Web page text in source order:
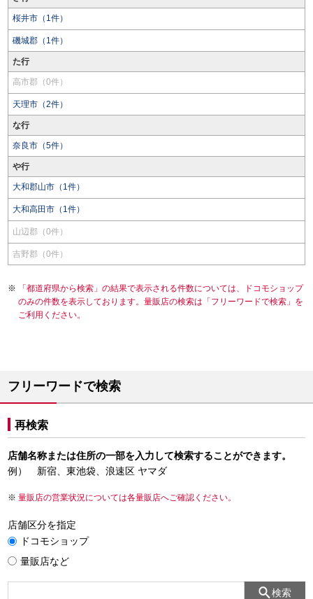
桜井市（1件）
磯城郡（1件）
た行
高市郡（0件）
天理市（2件）
な行
奈良市（5件）
や行
大和郡山市（1件）
大和高田市（1件）
山辺郡（0件）
吉野郡（0件）
「都道府県から検索」の結果で表示される件数については、ドコモショップ
のみの件数を表示しております。量販店の検索は「フリーワードで検索」を
ご利用ください。
フリーワードで検索
再検索
店舗名称または住所の一部を入力して検索することができます。
例） 新宿、東池袋、浪速区 ヤマダ
量販店の営業状況については各量販店へご確認ください。
店舗区分を指定
ドコモショップ
量販店など
検索